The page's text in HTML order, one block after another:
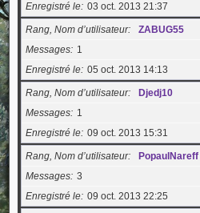
Enregistré le 03 oct. 2013 21:37
Rang, Nom d’utilisateur
ZABUG55
Messages
1
Enregistré le 05 oct. 2013 14:13
Rang, Nom d’utilisateur
Djedj10
Messages
1
Enregistré le 09 oct. 2013 15:31
Rang, Nom d’utilisateur
PopaulNareff
Messages 3
Enregistré le 09 oct. 2013 22:25